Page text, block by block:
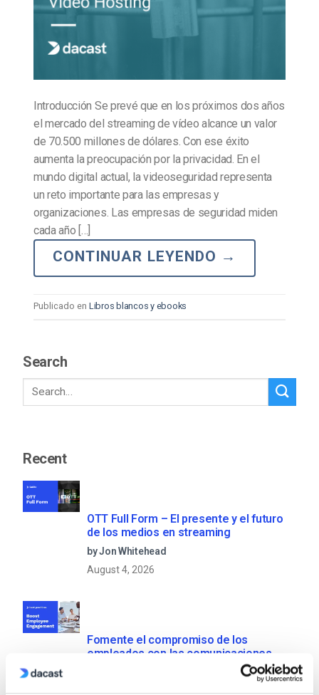
Introducción Se prevé que en los próximos dos años
el mercado del streaming de vídeo alcance un valor
de 70.500 millones de dólares. Con ese éxito
aumenta la preocupación por la privacidad. En el
mundo digital actual, la videoseguridad representa
un reto importante para las empresas y
organizaciones. Las empresas de seguridad miden
cada año […]
CONTINUAR LEYENDO →
Publicado en Libros blancos y ebooks
Search
Recent
OTT Full Form – El presente y el futuro
de los medios en streaming
by Jon Whitehead
August 4, 2026
Fomente el compromiso de los
empleados con las comunicaciones
July 31, 2026